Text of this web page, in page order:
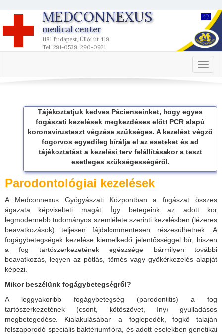
MEDCONNEXUS
medical center
1181 Budapest, Üllői út 419.
Tel: 291-0539; 290-0921
Tájékoztatjuk kedves Pácienseinket, hogy egyes
fogászati kezelések megkezdéses előtt PCR alapú
koronavírusteszt végzése szükséges. A kezelést végző
fogorvos egyedileg bírálja el az eseteket és ad
tájékoztatást a kezelési terv felállításakor a teszt
esetleges szükségességéről.
Parodontológiai kezelések
A Medconnexus Gyógyászati Központban a fogászat összes
ágazata képviselteti magát. Így betegeink az adott kor
legmodernebb tudományos szemlélete szerinti kezelésben (lézeres
beavatkozások) teljesen fájdalommentesen részesülhetnek. A
fogágybetegségek kezelése kiemelkedő jelentősséggel bír, hiszen
a fog tartószerkezetének egészsége bármilyen további
beavatkozás, legyen az pótlás, tömés vagy gyökérkezelés alapját
képezi.
Mikor beszélünk fogágybetegségről?
A leggyakoribb fogágybetegség (parodontitis) a fog
tartószerkezetének (csont, kötőszövet, íny) gyulladásos
megbetegedése. Kialakulásában a foglepedék, fogkő talaján
felszaporodó speciális baktériumflóra, és adott esetekben genetikai